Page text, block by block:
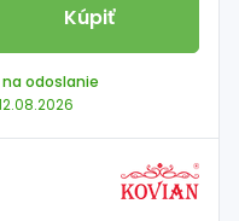
Kúpiť
odoslanie